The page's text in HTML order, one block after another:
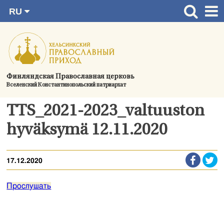
содержимому
Финляндская Православная церковь
Вселенский Константинопольский патриархат
RU
SV
EN
UA
Главная страница
Актуальное
Україна
О приходе
Контактная информация
TTS_2021-2023_valtuuston
hyväksymä 12.11.2020
17.12.2020
Прослушать